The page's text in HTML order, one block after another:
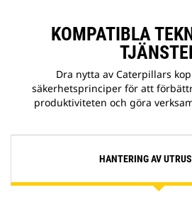
KOMPATIBLA
Dra nytta av Caterpillars
säkerhetsprinciper för att
produktiviteten och göra
HANTERING AV